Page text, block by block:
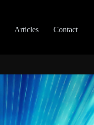
Articles Contact